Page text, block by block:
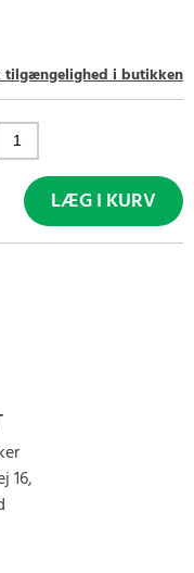
tilgængelighed i butikken
LÆG I KURV
16,